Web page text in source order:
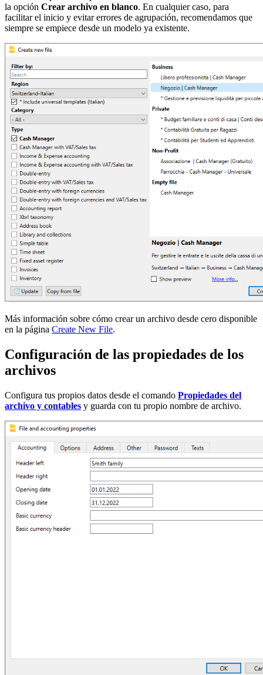
la opción Crear archivo en blanco. En cualquier caso, para
facilitar el inicio y evitar errores de agrupación, recomendamos que
siempre se empiece desde un modelo ya existente.
Más información sobre cómo crear un archivo desde cero disponible
en la página Create New File.
Configuración de las propiedades de los
archivos
Configura tus propios datos desde el comando Propiedades del
archivo y contables y guarda con tu propio nombre de archivo.